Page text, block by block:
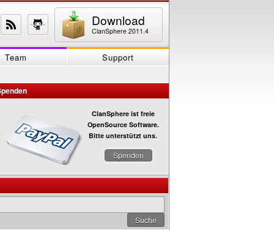
Download
ClanSphere 2011.4
Team Support
ClanSphere ist freie
OpenSource Software.
Bitte unterstützt uns.
Spenden